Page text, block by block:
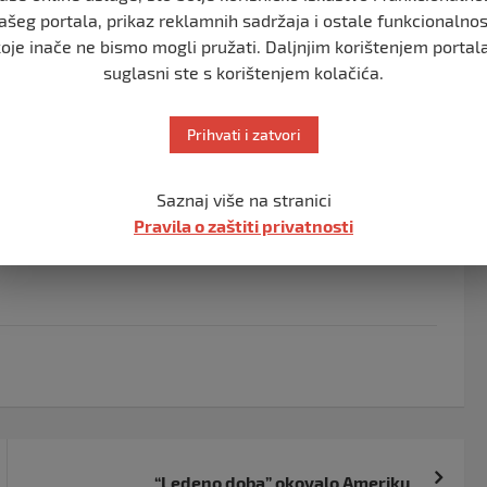
vaše zemlje, poručio je Tajani.
zemalja zapadnog Balkana i guramo u pravom
području. Neizmjerno mi je dragao na
poručio je Tajani.
sa Italijom da bi se postigao cilj ulaska BiH u EU,
“Ledeno doba” okovalo Ameriku
portala, prikaz reklamnih sadržaja i ostale
inače ne bismo mogli pružati. Daljnjim korištenjem
suglasni ste s korištenjem kolačića.
Prihvati i zatvori
Saznaj više na stranici
Pravila o zaštiti privatnosti